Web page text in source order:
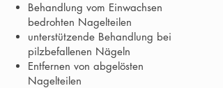
Behandlung vom Einwachsen
bedrohten Nagelteilen
unterstützende Behandlung bei
pilzbefallenen Nägeln
Entfernen von abgelösten
Nagelteilen